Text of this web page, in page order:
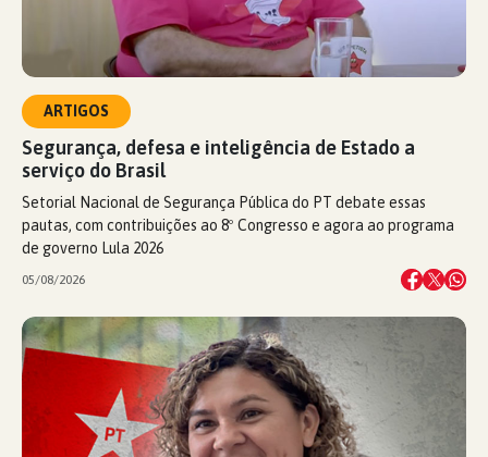
ARTIGOS
Segurança, defesa e inteligência de Estado a
serviço do Brasil
Setorial Nacional de Segurança Pública do PT debate essas
pautas, com contribuições ao 8º Congresso e agora ao programa
de governo Lula 2026
05/08/2026